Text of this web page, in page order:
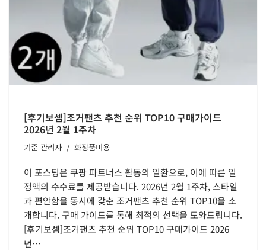
[후기보셈]조거팬츠 추천 순위 TOP10 구매가이드
2026년 2월 1주차
기준 관리자 화장품미용
이 포스팅은 쿠팡 파트너스 활동의 일환으로, 이에 따른 일
정액의 수수료를 제공받습니다. 2026년 2월 1주차, 스타일
과 편안함을 동시에 갖춘 조거팬츠 추천 순위 TOP10을 소
개합니다. 구매 가이드를 통해 최적의 선택을 도와드립니다.
[후기보셈]조거팬츠 추천 순위 TOP10 구매가이드 2026
년…